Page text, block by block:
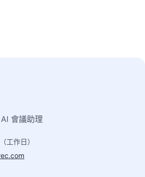
會議助理
工作日）